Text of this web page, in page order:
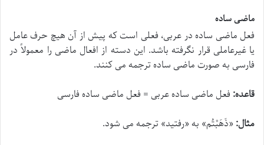
ماضی ساده
فعل ماضی ساده در عربی، فعلی است که پیش از آن هیچ حرف عامل
یا غیرعاملی قرار نگرفته باشد. این دسته از افعال ماضی را معمولاً در
فارسی به صورت ماضی ساده ترجمه می کنند.
قاعده: فعل ماضی ساده عربی = فعل ماضی ساده فارسی
مثال:«ذَهَبْتُم» به «رفتید» ترجمه می شود.